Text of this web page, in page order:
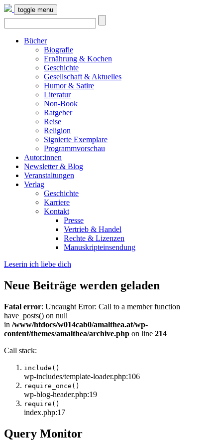
toggle menu
Bücher
Biografie
Ernährung & Kochen
Geschichte
Gesellschaft & Aktuelles
Humor & Satire
Literatur
Non-Book
Ratgeber
Reise
Religion
Signierte Exemplare
Programmvorschau
Autor:innen
Newsletter & Blog
Veranstaltungen
Verlag
Geschichte
Karriere
Kontakt
Presse
Vertrieb & Handel
Rechte & Lizenzen
Manuskripteinsendung
Leserin ich liebe dich
Neue Beiträge werden geladen
Fatal error: Uncaught Error: Call to a member function
have_posts() on null
in /www/htdocs/w014cab0/amalthea.at/wp-
content/themes/amalthea/archive.php on line 214
Call stack:
include()
wp-includes/template-loader.php:106
require_once()
wp-blog-header.php:19
require()
index.php:17
Query Monitor